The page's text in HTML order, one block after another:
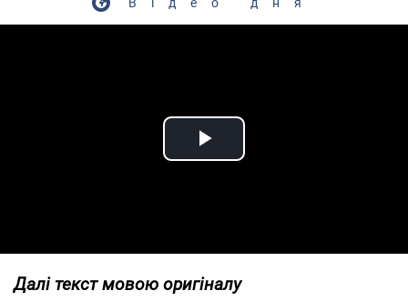
Play Video
Далі текст мовою оригіналу